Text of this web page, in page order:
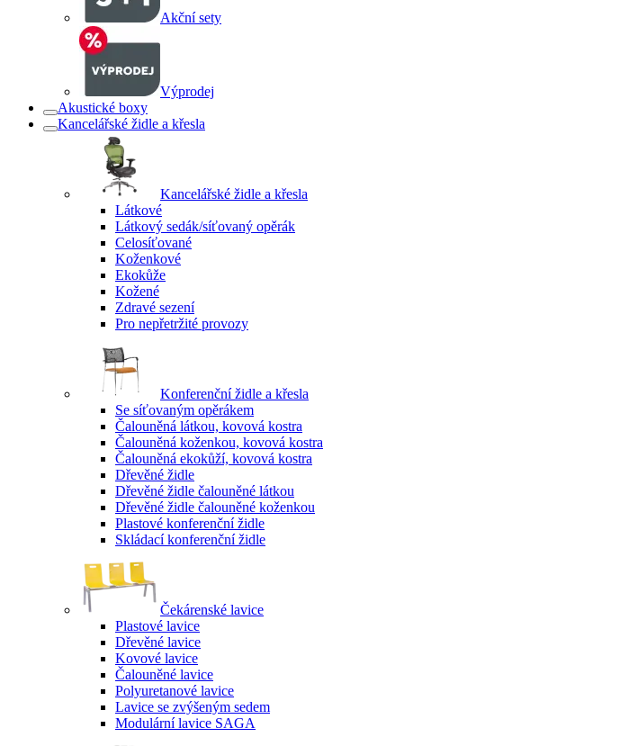
Akční sety
Výprodej
Akustické boxy
Kancelářské židle a křesla
Kancelářské židle a křesla
Látkové
Látkový sedák/síťovaný opěrák
Celosíťované
Koženkové
Ekokůže
Kožené
Zdravé sezení
Pro nepřetržité provozy
Konferenční židle a křesla
Se síťovaným opěrákem
Čalouněná látkou, kovová kostra
Čalouněná koženkou, kovová kostra
Čalouněná ekokůží, kovová kostra
Dřevěné židle
Dřevěné židle čalouněné látkou
Dřevěné židle čalouněné koženkou
Plastové konferenční židle
Skládací konferenční židle
Čekárenské lavice
Plastové lavice
Dřevěné lavice
Kovové lavice
Čalouněné lavice
Polyuretanové lavice
Lavice se zvýšeným sedem
Modulární lavice SAGA